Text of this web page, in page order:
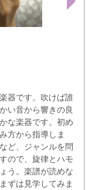
器です。吹けば誰
い音から響きの良
な楽器です。初め
方から指導しま
ど、ジャンルを問
ので、旋律とハモ
う。楽譜が読めな
ずは見学してみま